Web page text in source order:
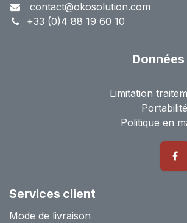
contact@okosolution.com
+33 (0)4 88 19 60 10
Limitation
Politique en
Services client
Mode de livraison